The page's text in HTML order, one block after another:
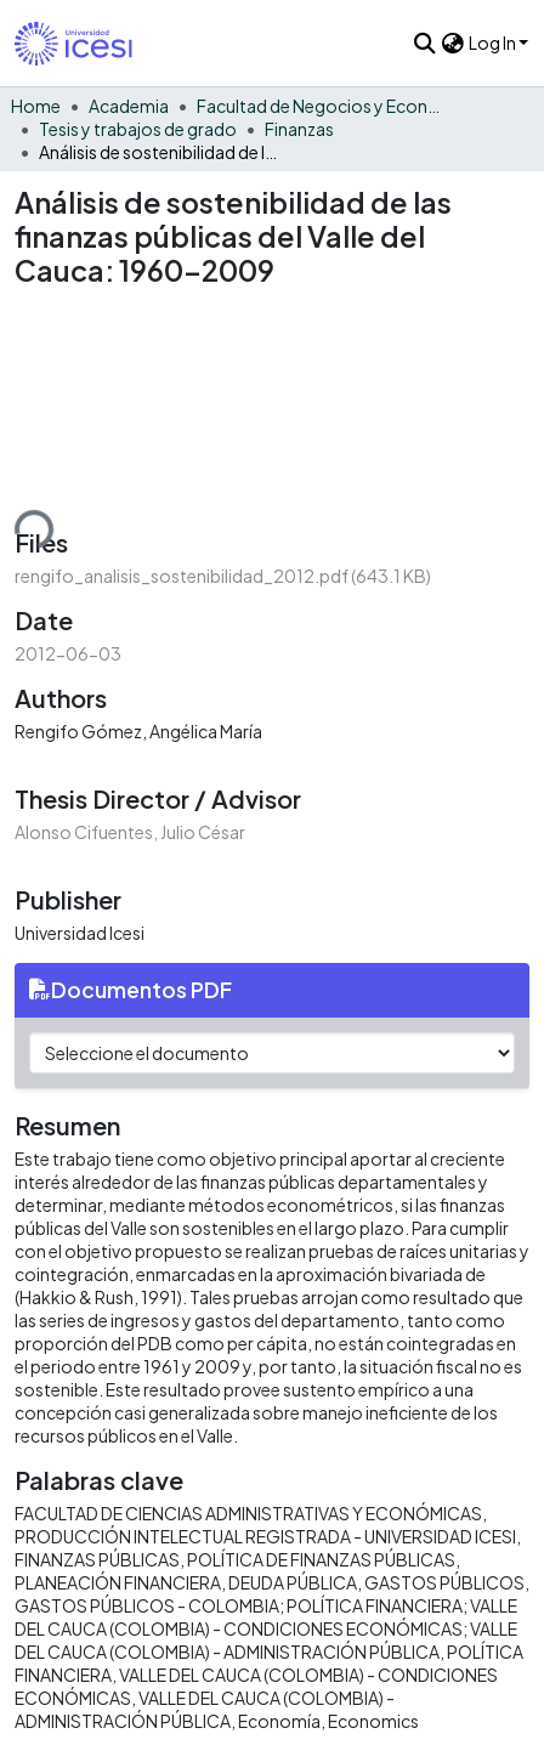
Log In
Home Academia
Tesis y trabajos de grado
Finanzas
Análisis de sostenibilidad de las
finanzas públicas del Valle del
Cauca: 1960-2009
Files
rengifo_analisis_sostenibilidad_2012.pdf(643.1 KB)
Date
2012-06-03
Authors
Rengifo Gómez, Angélica María
Thesis Director / Advisor
Alonso Cifuentes, Julio César
Publisher
Universidad Icesi
Documentos PDF
Resumen
Este trabajo tiene como objetivo principal aportar al creciente
interés alrededor de las finanzas públicas departamentales y
determinar, mediante métodos econométricos, si las finanzas
públicas del Valle son sostenibles en el largo plazo. Para cumplir
con el objetivo propuesto se realizan pruebas de raíces unitarias y
cointegración, enmarcadas en la aproximación bivariada de
(Hakkio & Rush, 1991). Tales pruebas arrojan como resultado que
las series de ingresos y gastos del departamento, tanto como
proporción del PDB como per cápita, no están cointegradas en
el periodo entre 1961 y 2009 y, por tanto, la situación fiscal no es
sostenible. Este resultado provee sustento empírico a una
concepción casi generalizada sobre manejo ineficiente de los
recursos públicos en el Valle.
Palabras clave
FACULTAD DE CIENCIAS ADMINISTRATIVAS Y ECONÓMICAS
PRODUCCIÓN INTELECTUAL REGISTRADA - UNIVERSIDAD ICESI
FINANZAS PÚBLICAS POLÍTICA DE FINANZAS PÚBLICAS
PLANEACIÓN FINANCIERA DEUDA PÚBLICA GASTOS PÚBLICOS
GASTOS PÚBLICOS - COLOMBIA; POLÍTICA FINANCIERA; VALLE
DEL CAUCA (COLOMBIA) - CONDICIONES ECONÓMICAS; VALLE
DEL CAUCA (COLOMBIA) - ADMINISTRACIÓN PÚBLICA POLÍTICA
FINANCIERA VALLE DEL CAUCA (COLOMBIA) - CONDICIONES
ECONÓMICAS VALLE DEL CAUCA (COLOMBIA) -
ADMINISTRACIÓN PÚBLICA Economía Economics